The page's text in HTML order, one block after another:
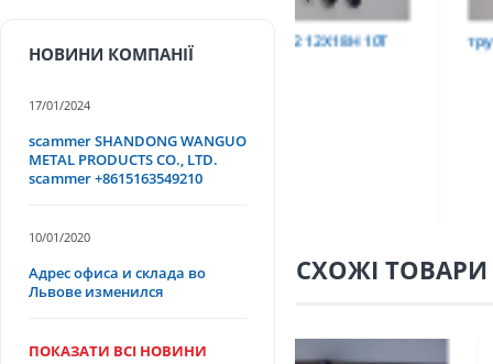
труба 75х1,5,
СХОЖІ ТОВАРИ
НОВИНИ КОМПАНІЇ
17/01/2024
scammer SHANDONG WANGUO
METAL PRODUCTS CO., LTD.
scammer +8615163549210
10/01/2020
Адрес офиса и склада во
Львове изменился
ПОКАЗАТИ ВСІ НОВИНИ